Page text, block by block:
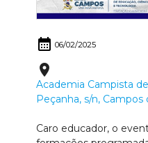
calendar_month 06/02/2025
place
Academia Campista
Peçanha, s/n, Campos
Caro educador, o